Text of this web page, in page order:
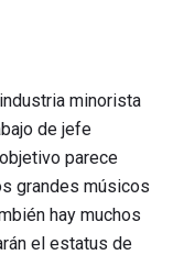
minorista
de jefe
parece
grandes músicos
hay muchos
el estatus de